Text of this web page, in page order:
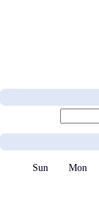
Sun Mon